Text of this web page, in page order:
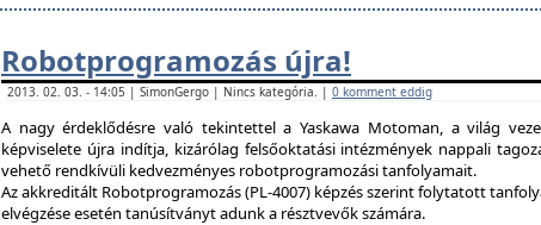
Robotprogramozás újra!
2013. 02. 03. - 14:05 | SimonGergo | Nincs kategória. | 0 komment eddig
A nagy érdeklődésre való tekintettel a Yaskawa Motoman, a világ
képviselete újra indítja, kizárólag felsőoktatási intézmények nappali
vehető rendkívüli kedvezményes robotprogramozási tanfolyamait.
Az akkreditált Robotprogramozás (PL-4007) képzés szerint folytatott
elvégzése esetén tanúsítványt adunk a résztvevők számára.